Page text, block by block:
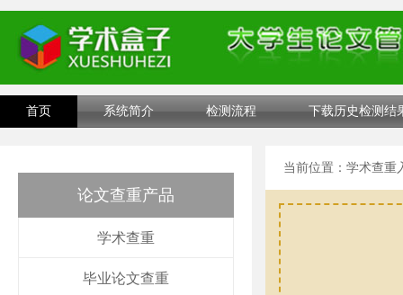
首页 系统简介 检测流程 下载历史检测结
论文查重产品
学术查重
毕业论文查重
当前位置： 学术查重